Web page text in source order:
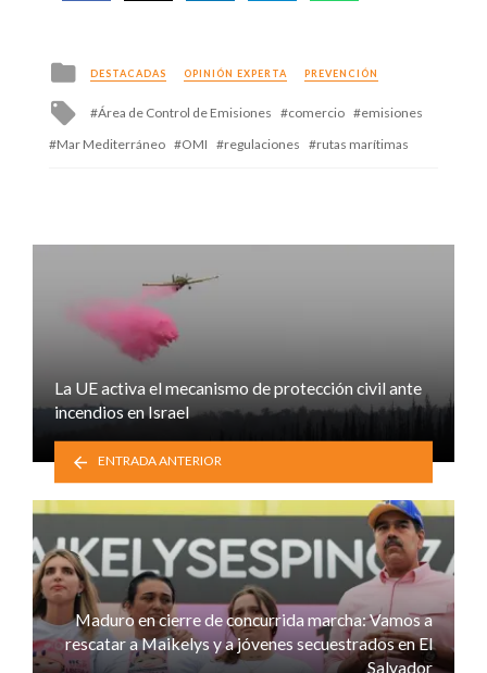
Posted
in
DESTACADAS OPINIÓN EXPERTA PREVENCIÓN
Tagged
Área de Control de Emisiones comercio
emisiones
Mar Mediterráneo
OMI regulaciones rutas marítimas
La UE activa el mecanismo de protección civil ante
incendios en Israel
ENTRADA ANTERIOR
Maduro en cierre de concurrida marcha: Vamos a
rescatar a Maikelys y a jóvenes secuestrados en El
Salvador